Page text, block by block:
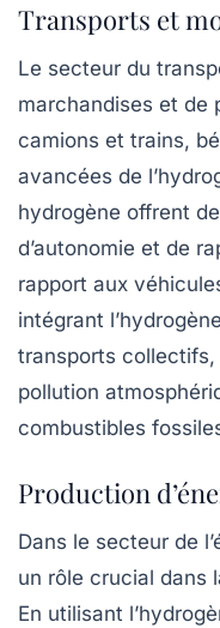
Transports et
Le secteur du
marchandises et de
camions et trains,
avancées de
hydrogène offrent
d’autonomie et de
rapport aux
intégrant
transports
pollution
combustibles
Production
Dans le secteur de
un rôle crucial dans
En utilisant